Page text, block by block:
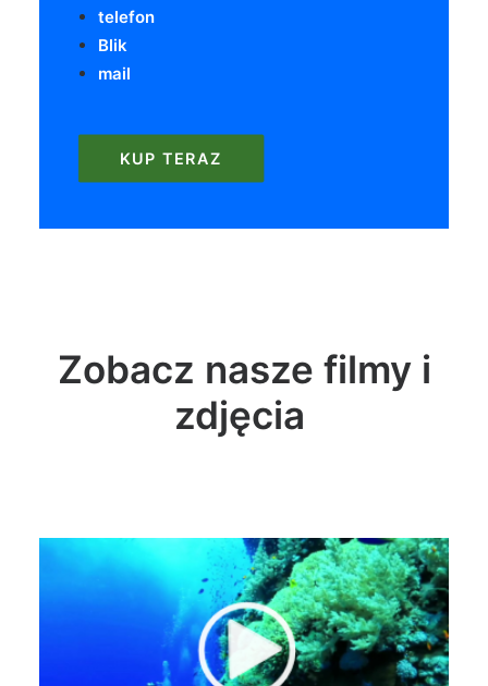
telefon
Blik
mail
KUP TERAZ
Zobacz nasze filmy i
zdjęcia